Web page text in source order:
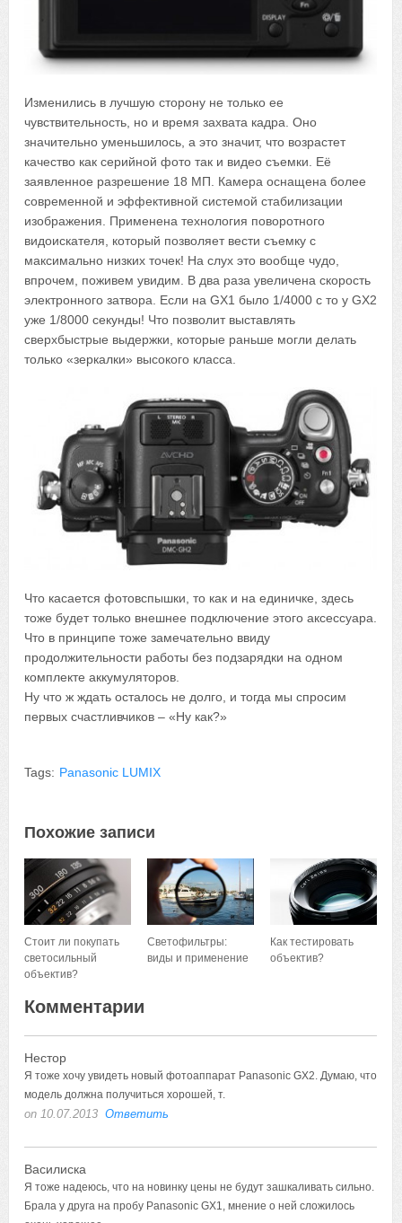
Изменились в лучшую сторону не только ее
чувствительность, но и время захвата кадра. Оно
значительно уменьшилось, а это значит, что возрастет
качество как серийной фото так и видео съемки. Её
заявленное разрешение 18 МП. Камера оснащена более
современной и эффективной системой стабилизации
изображения. Применена технология поворотного
видоискателя, который позволяет вести съемку с
максимально низких точек! На слух это вообще чудо,
впрочем, поживем увидим. В два раза увеличена скорость
электронного затвора. Если на GX1 было 1/4000 c то у GX2
уже 1/8000 секунды! Что позволит выставлять
сверхбыстрые выдержки, которые раньше могли делать
только «зеркалки» высокого класса.
Что касается фотовспышки, то как и на единичке, здесь
тоже будет только внешнее подключение этого аксессуара.
Что в принципе тоже замечательно ввиду
продолжительности работы без подзарядки на одном
комплекте аккумуляторов.
Ну что ж ждать осталось не долго, и тогда мы спросим
первых счастливчиков – «Ну как?»
Tags: Panasonic LUMIX
Похожие записи
Стоит ли покупать
светосильный
объектив?
Светофильтры:
виды и применение
Как тестировать
объектив?
Комментарии
Нестор
Я тоже хочу увидеть новый фотоаппарат Panasonic GX2.
on 10.07.2013 Ответить
Василиска
Я тоже надеюсь, что на новинку цены не будут зашкаливать сильно.